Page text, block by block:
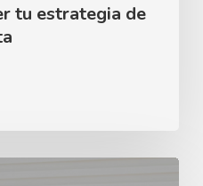
tu estrategia de